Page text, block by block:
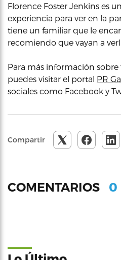
Florence Foster Jenkins es
experiencia para ver en la
tiene un familiar que le
recomiendo que vayan a
Para más información sobre
puedes visitar el portal PR
sociales como Facebook y
Compartir
COMENTARIOS 0